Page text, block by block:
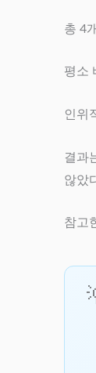
총 4
평소
인위
결과
않았
참고